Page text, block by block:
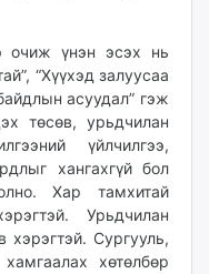
очиж үнэн эсэх нь
“Хүүхэд залуусаа
асуудал” гэж
төсөв, урьдчилан
үйлчилгээ,
хангахгүй бол
Хар тамхитай
Урьдчилан
хэрэгтэй. Сургууль,
хөтөлбөр